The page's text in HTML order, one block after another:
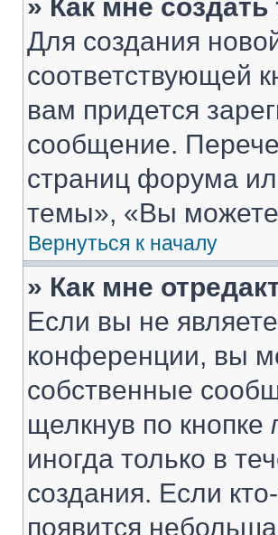
» Как мне
Для создания
соответствующей
вам придется
сообщение.
страниц форума
темы», «Вы можете
Вернуться к началу
» Как мне
Если вы не
конференции, вы
собственные
щелкнув по кнопке
иногда только в
создания. Если
появится